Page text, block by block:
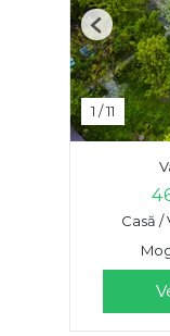
1 /11
Previous
Casă /